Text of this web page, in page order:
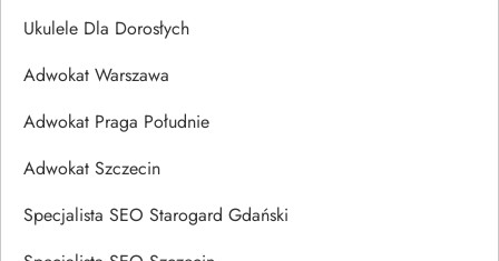
Ukulele Dla Dorosłych
Adwokat Warszawa
Adwokat Praga Południe
Adwokat Szczecin
Specjalista SEO Starogard Gdański